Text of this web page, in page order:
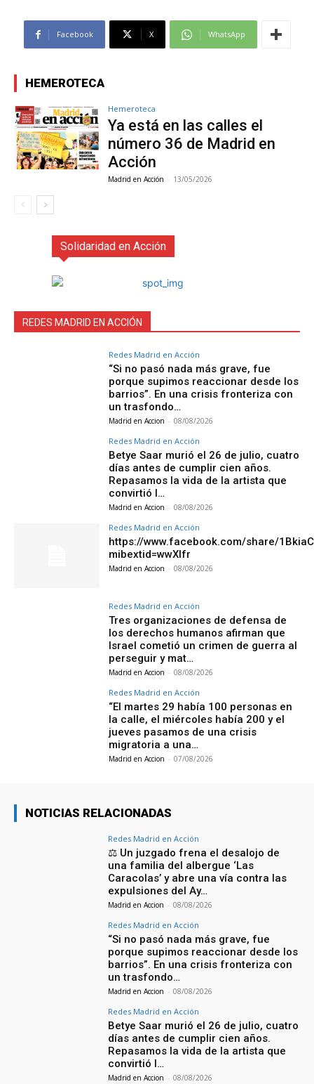
Facebook X WhatsApp
HEMEROTECA
Hemeroteca
Ya está en las calles el
número 36 de Madrid en
Acción
Madrid en Acción - 13/05/2026
Solidaridad en Acción
REDES MADRID EN ACCIÓN
Redes Madrid en Acción
“Si no pasó nada más grave, fue
porque supimos reaccionar desde los
barrios”. En una crisis fronteriza con
un trasfondo…
Madrid en Accion - 08/08/2026
Redes Madrid en Acción
Betye Saar murió el 26 de julio, cuatro
días antes de cumplir cien años.
Repasamos la vida de la artista que
convirtió l…
Madrid en Accion - 08/08/2026
Redes Madrid en Acción
https://www.facebook.com/share/
mibextid=wwXIfr
Madrid en Accion - 08/08/2026
Redes Madrid en Acción
Tres organizaciones de defensa de
los derechos humanos afirman que
Israel cometió un crimen de guerra al
perseguir y mat…
Madrid en Accion - 08/08/2026
Redes Madrid en Acción
“El martes 29 había 100 personas en
la calle, el miércoles había 200 y el
jueves pasamos de una crisis
migratoria a una…
Madrid en Accion - 07/08/2026
NOTICIAS RELACIONADAS
Redes Madrid en Acción
⚖️ Un juzgado frena el desalojo de
una familia del albergue ‘Las
Caracolas’ y abre una vía contra las
expulsiones del Ay…
Madrid en Accion - 08/08/2026
Redes Madrid en Acción
“Si no pasó nada más grave, fue
porque supimos reaccionar desde los
barrios”. En una crisis fronteriza con
un trasfondo…
Madrid en Accion - 08/08/2026
Redes Madrid en Acción
Betye Saar murió el 26 de julio, cuatro
días antes de cumplir cien años.
Repasamos la vida de la artista que
convirtió l…
Madrid en Accion - 08/08/2026